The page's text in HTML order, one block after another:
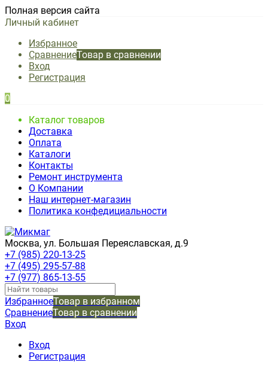
Полная версия сайта
Личный кабинет
Избранное
СравнениеТовар в сравнении
Вход
Регистрация
0
Каталог товаров
Доставка
Оплата
Каталоги
Контакты
Ремонт инструмента
О Компании
Наш интернет-магазин
Политика конфедициальности
Москва, ул. Большая Переяславская, д.9
+7 (985) 220-13-25
+7 (495) 295-57-88
+7 (977) 865-13-55
ИзбранноеТовар в избранном
СравнениеТовар в сравнении
Вход
Вход
Регистрация